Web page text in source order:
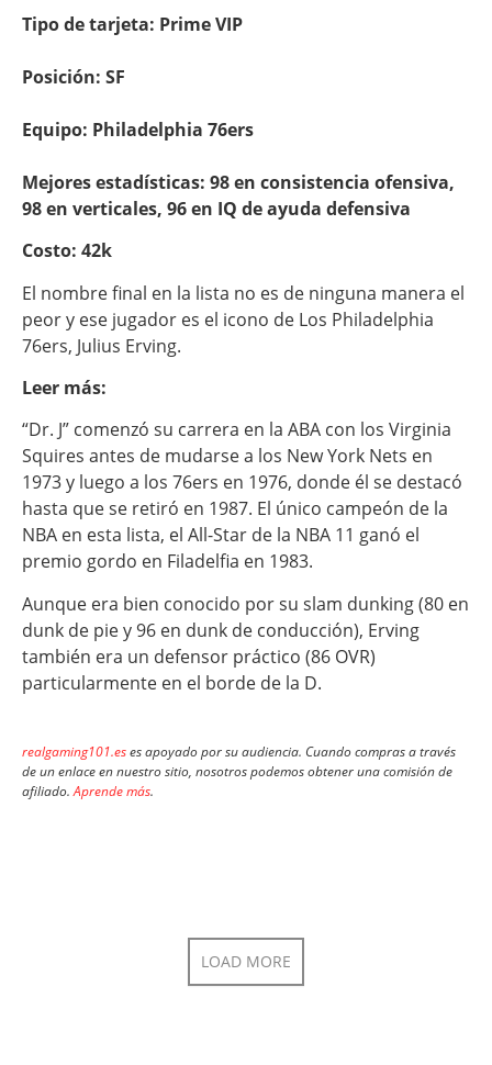
Tipo de tarjeta: Prime VIP
Posición: SF
Equipo: Philadelphia 76ers
Mejores estadísticas: 98 en consistencia ofensiva,
98 en verticales, 96 en IQ de ayuda defensiva
Costo: 42k
El nombre final en la lista no es de ninguna manera el
peor y ese jugador es el icono de Los Philadelphia
76ers, Julius Erving.
Leer más:
“Dr. J” comenzó su carrera en la ABA con los Virginia
Squires antes de mudarse a los New York Nets en
1973 y luego a los 76ers en 1976, donde él se destacó
hasta que se retiró en 1987. El único campeón de la
NBA en esta lista, el All-Star de la NBA 11 ganó el
premio gordo en Filadelfia en 1983.
Aunque era bien conocido por su slam dunking (80 en
dunk de pie y 96 en dunk de conducción), Erving
también era un defensor práctico (86 OVR)
particularmente en el borde de la D.
realgaming101.eses apoyado por su audiencia. Cuando compras a través
de un enlace en nuestro sitio, nosotros podemos obtener una comisión de
afiliado.Aprende más.
LOAD MORE